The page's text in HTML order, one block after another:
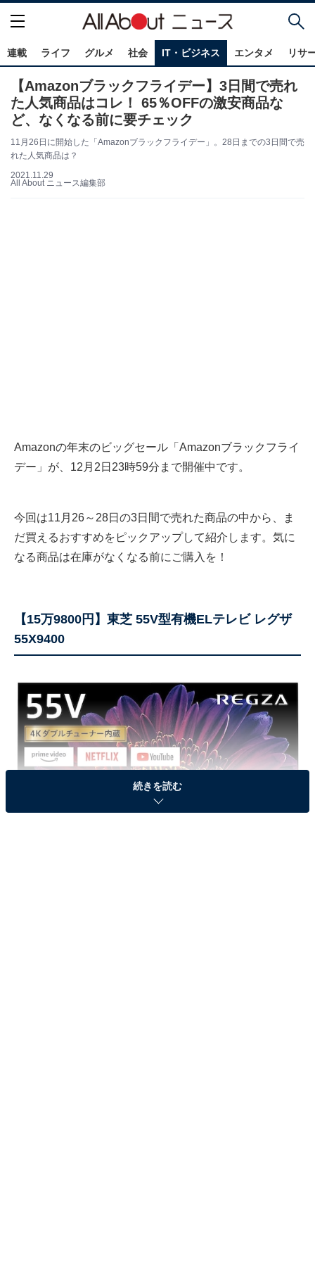
連載 ライフ グルメ 社会 IT・ビジネス エンタメ リサ
【Amazonブラックフライデー】3日間で売れ
た人気商品はコレ！ 65％OFFの激安商品な
ど、なくなる前に要チェック
11月26日に開始した「Amazonブラックフライデー」。28日までの3日間で売
れた人気商品は？
2021.11.29
All About ニュース編集部
Amazonの年末のビッグセール「Amazonブラックフライ
デー」が、12月2日23時59分まで開催中です。
今回は11月26～28日の3日間で売れた商品の中から、ま
だ買えるおすすめをピックアップして紹介します。気に
なる商品は在庫がなくなる前にご購入を！
【15万9800円】東芝 55V型有機ELテレビ レグザ
55X9400
続きを読む